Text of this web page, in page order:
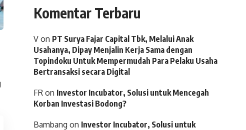
Komentar Terbaru
Von PT Surya Fajar Capital Tbk, Melalui Anak
Usahanya, Dipay Menjalin Kerja Sama dengan
Topindoku Untuk Mempermudah Para Pelaku Usaha
Bertransaksi secara Digital
FRon Investor Incubator, Solusi untuk Mencegah
Korban Investasi Bodong?
Bambang on Investor Incubator, Solusi untuk